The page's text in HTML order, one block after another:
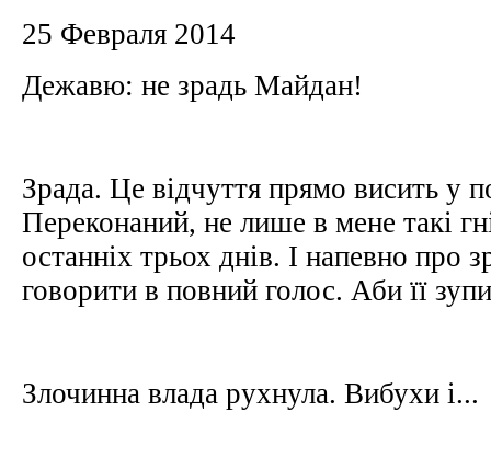
25 Февраля 2014
Дежавю: не зрадь Майдан!
Зрада. Це відчуття прямо висить у
Переконаний, не лише в мене такі
останніх трьох днів. І напевно про
говорити в повний голос. Аби її
Злочинна влада рухнула. Вибухи і...